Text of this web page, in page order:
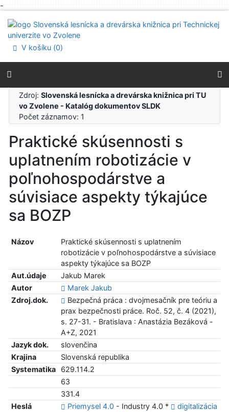
-
Prejsť na menu
Prehlásenie o webovej prístupnosti
V košíku (0)
Zdroj:Slovenská lesnícka a drevárska knižnica pri TU
vo Zvolene - Katalóg dokumentov SLDK
Počet záznamov: 1
Praktické skúsennosti s
uplatnením robotizácie v
poľnohospodárstve a
súvisiace aspekty týkajúce
sa BOZP
Názov
Praktické skúsennosti s uplatnením
robotizácie v poľnohospodárstve a súvisiace
aspekty týkajúce sa BOZP
Aut.údaje
Jakub Marek
Autor
Marek Jakub
Zdroj.dok.
Bezpečná práca : dvojmesačník pre teóriu a
prax bezpečnosti práce. Roč. 52, č. 4 (2021),
s. 27-31. - Bratislava : Anastázia Bezáková -
A+Z, 2021
Jazyk dok.
slovenčina
Krajina
Slovenská republika
Systematika
629.114.2
63
331.4
Heslá
Priemysel 4.0 - Industry 4.0 *
digitalizácia